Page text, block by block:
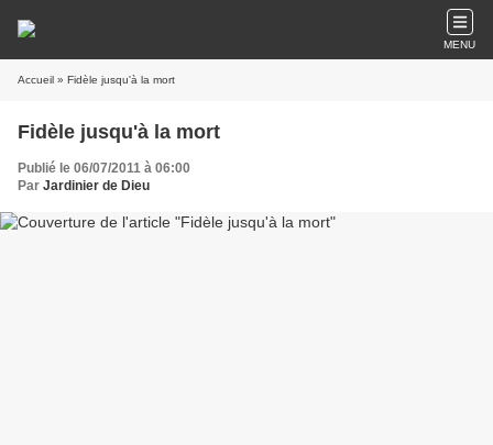
MENU
Accueil » Fidèle jusqu'à la mort
Fidèle jusqu'à la mort
Publié le 06/07/2011 à 06:00
Par Jardinier de Dieu